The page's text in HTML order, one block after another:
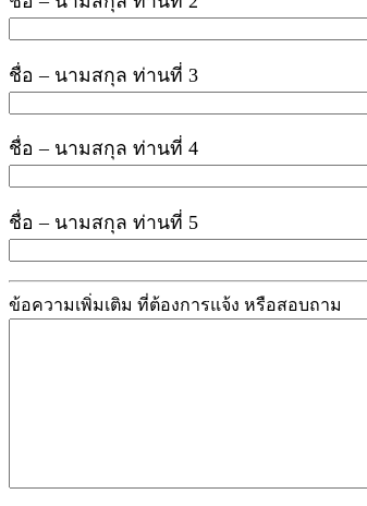
ชื่อ – นามสกุล ท่านที่ 3
ชื่อ – นามสกุล ท่านที่ 4
ชื่อ – นามสกุล ท่านที่ 5
ข้อความเพิ่มเติม ที่ต้องการแจ้ง หรือสอบถาม